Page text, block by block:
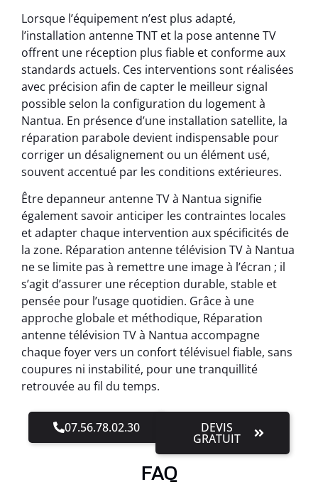
Lorsque l’équipement n’est plus adapté,
l’installation antenne TNT et la pose antenne TV
offrent une réception plus fiable et conforme aux
standards actuels. Ces interventions sont réalisées
avec précision afin de capter le meilleur signal
possible selon la configuration du logement à
Nantua. En présence d’une installation satellite, la
réparation parabole devient indispensable pour
corriger un désalignement ou un élément usé,
souvent accentué par les conditions extérieures.
Être depanneur antenne TV à Nantua signifie
également savoir anticiper les contraintes locales
et adapter chaque intervention aux spécificités de
la zone. Réparation antenne télévision TV à Nantua
ne se limite pas à remettre une image à l’écran ; il
s’agit d’assurer une réception durable, stable et
pensée pour l’usage quotidien. Grâce à une
approche globale et méthodique, Réparation
antenne télévision TV à Nantua accompagne
chaque foyer vers un confort télévisuel fiable, sans
coupures ni instabilité, pour une tranquillité
retrouvée au fil du temps.
07.56.78.02.30 DEVIS
GRATUIT
FAQ